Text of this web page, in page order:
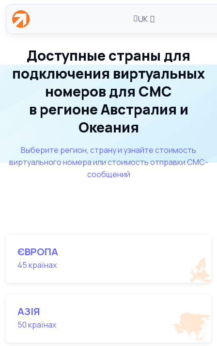
UK
Доступные страны для
подключения виртуальных
номеров для СМС
в регионе Австралия и
Океания
Выберите регион, страну и узнайте стоимость
виртуального номера или стоимость отправки СМС-
сообщений
ЄВРОПА
45 країнах
АЗІЯ
50 країнах